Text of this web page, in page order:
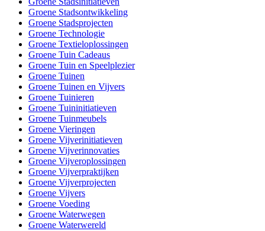
Groene Stadsontwikkeling
Groene Stadsprojecten
Groene Technologie
Groene Textieloplossingen
Groene Tuin Cadeaus
Groene Tuin en Speelplezier
Groene Tuinen
Groene Tuinen en Vijvers
Groene Tuinieren
Groene Tuininitiatieven
Groene Tuinmeubels
Groene Vieringen
Groene Vijverinitiatieven
Groene Vijverinnovaties
Groene Vijveroplossingen
Groene Vijverpraktijken
Groene Vijverprojecten
Groene Vijvers
Groene Voeding
Groene Waterwegen
Groene Waterwereld